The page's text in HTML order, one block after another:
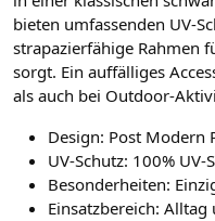
bieten umfassenden UV-
strapazierfähige Rahmen
sorgt. Ein auffälliges
als auch bei Outdoor-
Design: Post Modern
UV-Schutz: 100% UV-
Besonderheiten:
Einsatzbereich: